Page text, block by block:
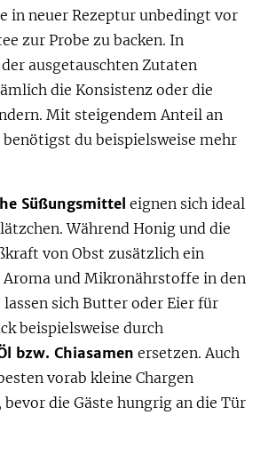
in neuer Rezeptur unbedingt vor
zur Probe zu backen. In
ausgetauschten Zutaten
die Konsistenz oder die
Mit steigendem Anteil an
du beispielsweise mehr
Süßungsmittel eignen sich ideal
Während Honig und die
von Obst zusätzlich ein
und Mikronährstoffe in den
sich Butter oder Eier für
beispielsweise durch
bzw. Chiasamen ersetzen. Auch
vorab kleine Chargen
die Gäste hungrig an die Tür